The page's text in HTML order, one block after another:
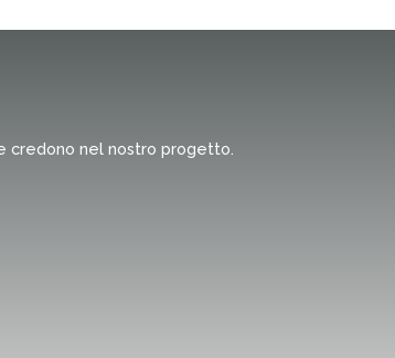
credono nel nostro progetto.